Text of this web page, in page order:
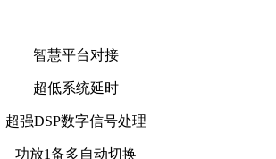
智慧平台对接
超低系统延时
超强DSP数字信号处理
功放1备多自动切换